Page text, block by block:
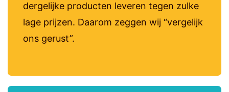
dergelijke producten leveren tegen zulke
lage prijzen. Daarom zeggen wij “vergelijk
ons gerust”.